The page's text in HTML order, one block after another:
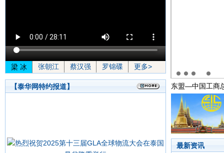
梁 冰 张朝江 蔡汉强 罗锦碟 更多>
【泰华网特约报道】
和兴儒乐社吴俊标社长一行访泰 乐天国乐曲艺社林治 东盟—中国工商
最新资讯